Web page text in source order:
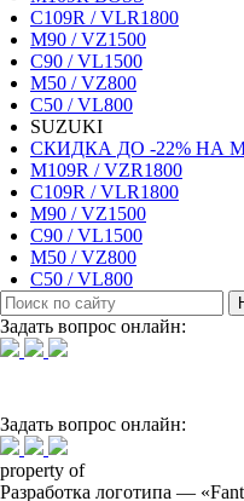
C109R / VLR1800
M90 / VZ1500
C90 / VL1500
M50 / VZ800
C50 / VL800
SUZUKI
СКИДКА ДО -22% НА
M109R / VZR1800
C109R / VLR1800
M90 / VZ1500
C90 / VL1500
M50 / VZ800
C50 / VL800
Задать вопрос онлайн:
Задать вопрос онлайн:
property of
Разработка логотипа —